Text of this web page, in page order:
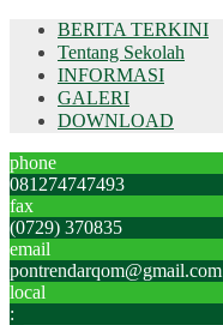
BERITA TERKINI
Tentang Sekolah
INFORMASI
GALERI
DOWNLOAD
phone
081274747493
fax
(0729) 370835
email
pontrendarqom@gmail.com
local
: